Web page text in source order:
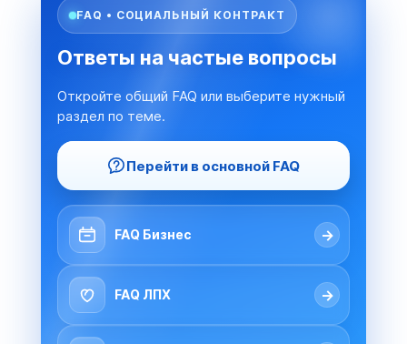
FAQ • СОЦИАЛЬНЫЙ КОНТРАКТ
Ответы на частые вопросы
Откройте общий FAQ или выберите нужный
раздел по теме.
Перейти в основной FAQ
FAQ Бизнес →
FAQ ЛПХ →